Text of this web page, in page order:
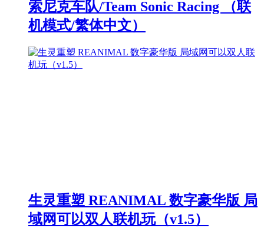
索尼克车队/Team Sonic Racing （联
机模式/繁体中文）
生灵重塑 REANIMAL 数字豪华版 局
域网可以双人联机玩（v1.5）